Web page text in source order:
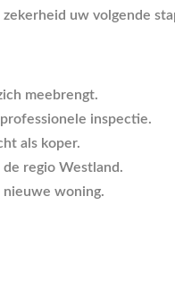
uw volgende
meebrengt.
inspectie.
als koper.
regio Westland.
woning.